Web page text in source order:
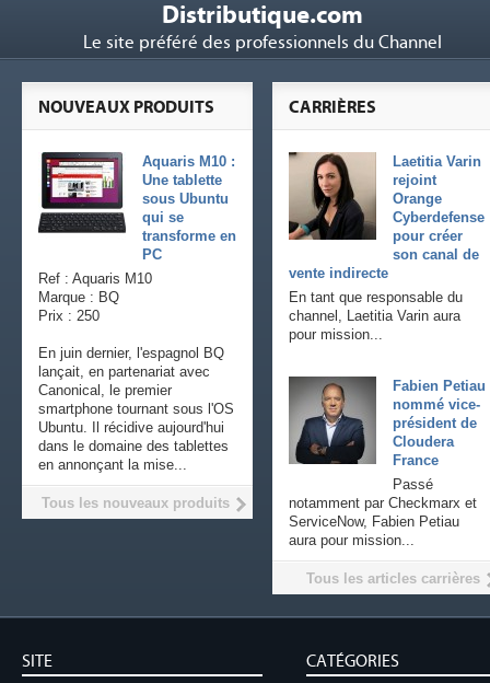
Distributique.com
Le site préféré des professionnels du Channel
CARRIÈRES
Laetitia Varin
rejoint
Orange
Cyberdefense
pour créer
son canal de
vente indirecte
En tant que responsable du
channel, Laetitia Varin aura
pour mission...
Fabien Petiau
nommé vice-
président de
Cloudera
France
Passé
notamment par Checkmarx et
ServiceNow, Fabien Petiau
aura pour mission...
Tous les articles carrières
NOUVEAUX PRODUITS
Aquaris M10 :
Une tablette
sous Ubuntu
qui se
transforme en
PC
Ref : Aquaris M10
Marque : BQ
Prix : 250
En juin dernier, l'espagnol BQ
lançait, en partenariat avec
Canonical, le premier
smartphone tournant sous l'OS
Ubuntu. Il récidive aujourd'hui
dans le domaine des tablettes
en annonçant la mise...
Tous les nouveaux produits
SITE CATÉGORIES